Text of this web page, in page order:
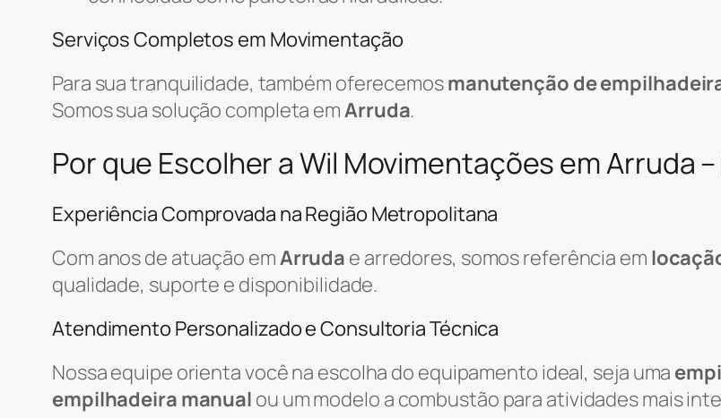
Serviços Completos em Movimentação
Para sua tranquilidade, também oferecemosmanutenção de
Somos sua solução completa emArruda.
Por que Escolher a Wil Movimentações em Arruda –
Experiência Comprovada na Região Metropolitana
Com anos de atuação emArruda e arredores, somos referência em
qualidade, suporte e disponibilidade.
Atendimento Personalizado e Consultoria Técnica
Nossa equipe orienta você na escolha do equipamento ideal, seja uma
empilhadeira manual ou um modelo a combustão para atividades mais